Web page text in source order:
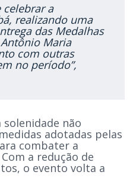
celebrar a
realizando uma
das Medalhas
Maria
com outras
no período”,
não
adotadas pelas
combater a
a redução de
o evento volta a